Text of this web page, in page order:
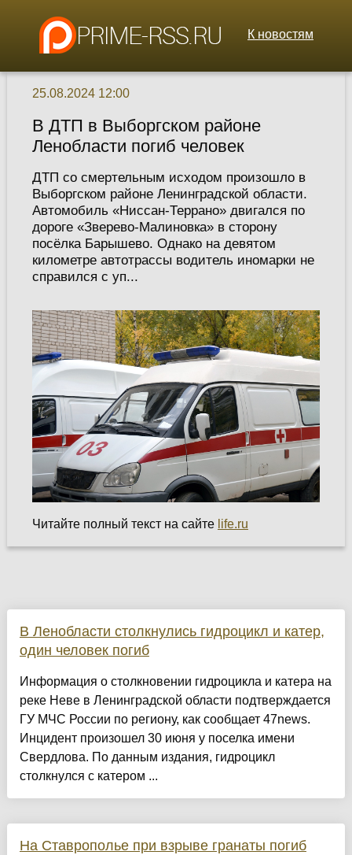
К новостям
25.08.2024 12:00
В ДТП в Выборгском районе
Ленобласти погиб человек
ДТП со смертельным исходом произошло в
Выборгском районе Ленинградской области.
Автомобиль «Ниссан-Террано» двигался по
дороге «Зверево-Малиновка» в сторону
посёлка Барышево. Однако на девятом
километре автотрассы водитель иномарки не
справился с уп...
Читайте полный текст на сайте life.ru
В Ленобласти столкнулись гидроцикл и катер,
один человек погиб
Информация о столкновении гидроцикла и катера на
реке Неве в Ленинградской области подтверждается
ГУ МЧС России по региону, как сообщает 47news.
Инцидент произошел 30 июня у поселка имени
Свердлова. По данным издания, гидроцикл
столкнулся с катером ...
На Ставрополье при взрыве гранаты погиб